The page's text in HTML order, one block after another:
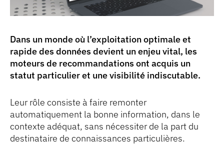
Dans un monde où l’exploitation optimale et
rapide des données devient un enjeu vital, les
moteurs de recommandations ont acquis un
statut particulier et une visibilité indiscutable.
Leur rôle consiste à faire remonter
automatiquement la bonne information, dans le
contexte adéquat, sans nécessiter de la part du
destinataire de connaissances particulières.